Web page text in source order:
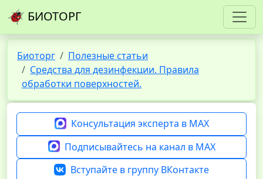
БИОТОРГ
Биоторг
Полезные статьи
Средства для дезинфекции. Правила
обработки поверхностей.
Консультация эксперта в MAX
Подписывайтесь на канал в MAX
Вступайте в группу ВКонтакте